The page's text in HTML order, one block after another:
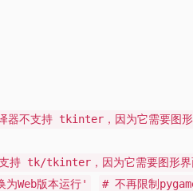
器不支持 tkinter，因为它需要图形
持 tk/tkinter，因为它需要图形界
为Web版本运行' # 不再限制